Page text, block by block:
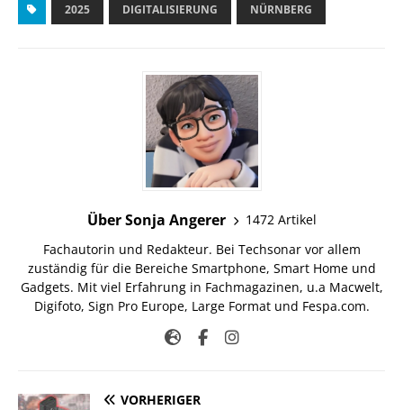
2025 DIGITALISIERUNG NÜRNBERG
Über Sonja Angerer
1472 Artikel
Fachautorin und Redakteur. Bei Techsonar vor allem
zuständig für die Bereiche Smartphone, Smart Home und
Gadgets. Mit viel Erfahrung in Fachmagazinen, u.a Macwelt,
Digifoto, Sign Pro Europe, Large Format und Fespa.com.
VORHERIGER